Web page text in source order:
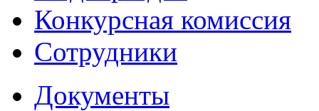
Конкурсная комиссия
Сотрудники
Документы